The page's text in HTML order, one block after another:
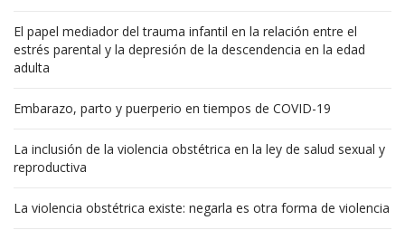
El papel mediador del trauma infantil en la relación entre el
estrés parental y la depresión de la descendencia en la edad
adulta
Embarazo, parto y puerperio en tiempos de COVID-19
La inclusión de la violencia obstétrica en la ley de salud sexual y
reproductiva
La violencia obstétrica existe: negarla es otra forma de violencia